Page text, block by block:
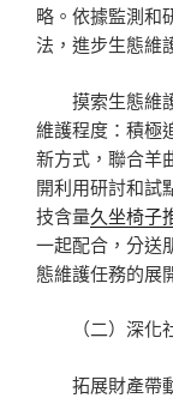
略。依據監測和
法，進步生態維
摸索生態維
維護程度：積極
新方式，聯合羊
開利用研討和試
技含量久坐椅子
一起配合，分送
態維護任務的展
（二）深
拓展財產帶